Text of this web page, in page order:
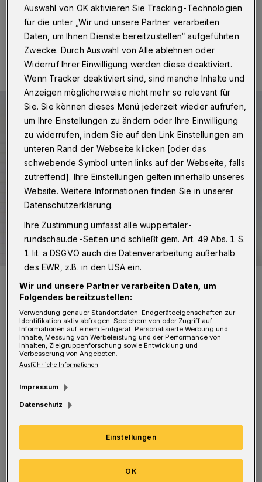
08.06.2026 , 07:30 Uhr Eine Minute Lesezeit
Foto: Rundschau
N un hat man für die Olympia-Bewerbung
gestimmt. Aber wie so oft ist man in
Wuppertal wieder einmal getäuscht worden.
zur Bewerbung war doch, dass ein großer
Wettbewerb, nämlich Wasserball, in der
Schwimmoper stattfinden soll. Jetzt stellt sich
Auswahl von OK aktivieren Sie Tracking-Technologien
für die unter „Wir und unsere Partner verarbeiten
Daten, um Ihnen Dienste bereitzustellen“ aufgeführten
Zwecke. Durch Auswahl von Alle ablehnen oder
Widerruf Ihrer Einwilligung werden diese deaktiviert.
Wenn Tracker deaktiviert sind, sind manche Inhalte und
Anzeigen möglicherweise nicht mehr so relevant für
Sie. Sie können dieses Menü jederzeit wieder aufrufen,
um Ihre Einstellungen zu ändern oder Ihre Einwilligung
zu widerrufen, indem Sie auf den Link Einstellungen am
unteren Rand der Webseite klicken [oder das
schwebende Symbol unten links auf der Webseite, falls
zutreffend]. Ihre Einstellungen gelten innerhalb unseres
Website. Weitere Informationen finden Sie in unserer
Datenschutzerklärung.
Ihre Zustimmung umfasst alle wuppertaler-
rundschau.de-Seiten und schließt gem. Art. 49 Abs. 1 S.
1 lit. a DSGVO auch die Datenverarbeitung außerhalb
des EWR, z.B. in den USA ein.
Wir und unsere Partner verarbeiten Daten, um
Folgendes bereitzustellen:
Verwendung genauer Standortdaten. Endgeräteeigenschaften zur
Identifikation aktiv abfragen. Speichern von oder Zugriff auf
Informationen auf einem Endgerät. Personalisierte Werbung und
Inhalte, Messung von Werbeleistung und der Performance von
Inhalten, Zielgruppenforschung sowie Entwicklung und
Verbesserung von Angeboten.
Ausführliche Informationen
Impressum
Datenschutz
Einstellungen
OK